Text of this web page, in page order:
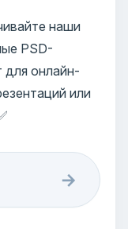
наши
PSD-
для онлайн-
или
→